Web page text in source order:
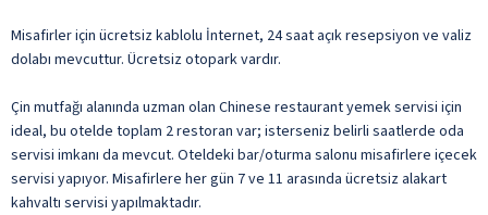
Misafirler için ücretsiz kablolu İnternet, 24 saat açık resepsiyon ve valiz
dolabı mevcuttur. Ücretsiz otopark vardır.
Çin mutfağı alanında uzman olan Chinese restaurant yemek servisi için
ideal, bu otelde toplam 2 restoran var; isterseniz belirli saatlerde oda
servisi imkanı da mevcut. Oteldeki bar/oturma salonu misafirlere içecek
servisi yapıyor. Misafirlere her gün 7 ve 11 arasında ücretsiz alakart
kahvaltı servisi yapılmaktadır.